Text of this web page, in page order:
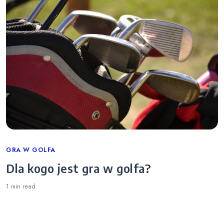
Categories
GRA W GOLFA
Dla kogo jest gra w golfa?
1 min read